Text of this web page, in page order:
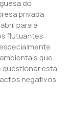
do
privada
para a
flutuantes
que
questionar esta
negativos.